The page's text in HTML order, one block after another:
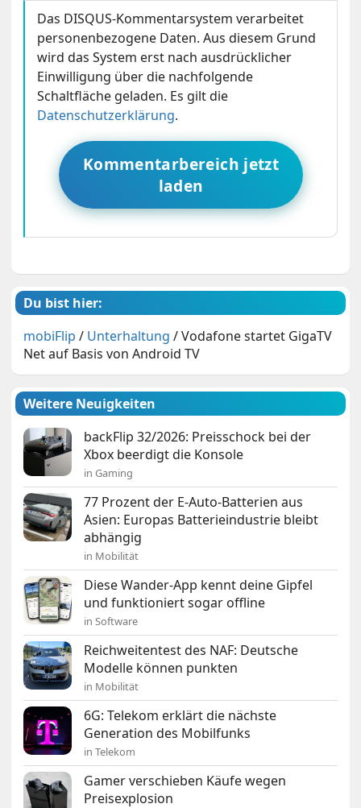
Das DISQUS-Kommentarsystem verarbeitet
personenbezogene Daten. Aus diesem Grund
wird das System erst nach ausdrücklicher
Einwilligung über die nachfolgende
Schaltfläche geladen. Es gilt die
Datenschutzerklärung.
Kommentarbereich jetzt
laden
Du bist hier:
mobiFlip / Unterhaltung /Vodafone startet GigaTV
Net auf Basis von Android TV
Weitere Neuigkeiten
backFlip 32/2026: Preisschock bei der
Xbox beerdigt die Konsole
in Gaming
77 Prozent der E-Auto-Batterien aus
Asien: Europas Batterieindustrie bleibt
abhängig
in Mobilität
Diese Wander-App kennt deine Gipfel
und funktioniert sogar offline
in Software
Reichweitentest des NAF: Deutsche
Modelle können punkten
in Mobilität
6G: Telekom erklärt die nächste
Generation des Mobilfunks
in Telekom
Gamer verschieben Käufe wegen
Preisexplosion